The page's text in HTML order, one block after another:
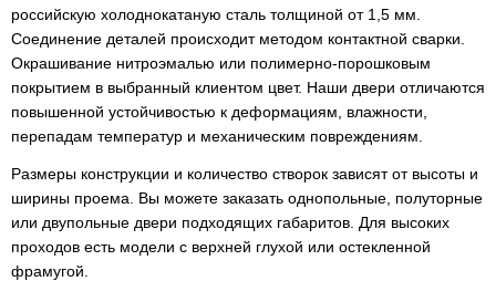
российскую холоднокатаную сталь толщиной от 1,5 мм.
Соединение деталей происходит методом контактной сварки.
Окрашивание нитроэмалью или полимерно-порошковым
покрытием в выбранный клиентом цвет. Наши двери отличаются
повышенной устойчивостью к деформациям, влажности,
перепадам температур и механическим повреждениям.
Размеры конструкции и количество створок зависят от высоты и
ширины проема. Вы можете заказать однопольные, полуторные
или двупольные двери подходящих габаритов. Для высоких
проходов есть модели с верхней глухой или остекленной
фрамугой.